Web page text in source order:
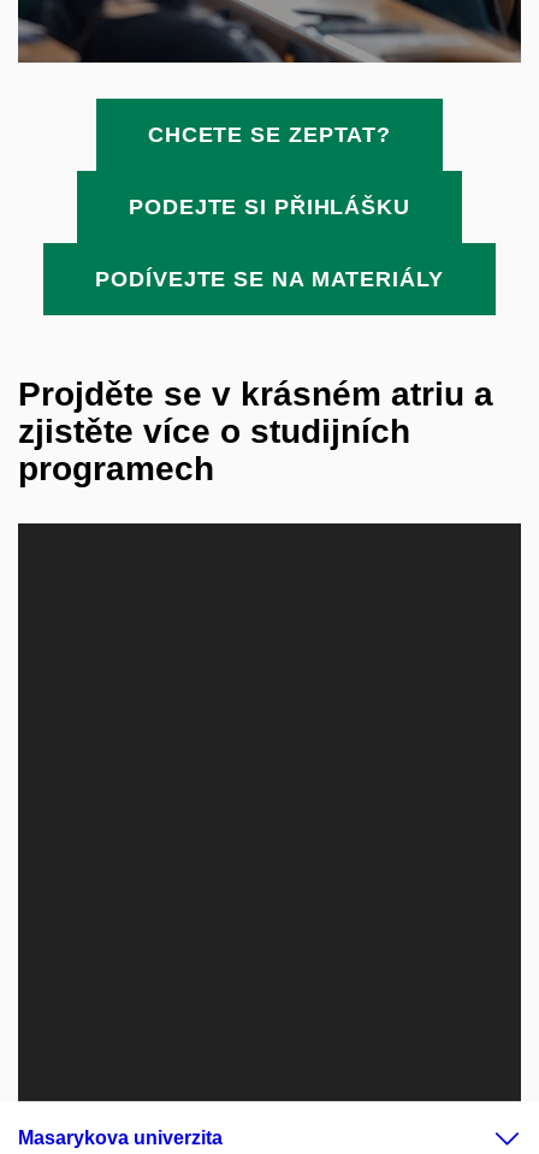
CHCETE SE ZEPTAT?
PODEJTE SI PŘIHLÁŠKU
PODÍVEJTE SE NA MATERIÁLY
Projděte se v krásném atriu a
zjistěte více o studijních
programech
Masarykova univerzita